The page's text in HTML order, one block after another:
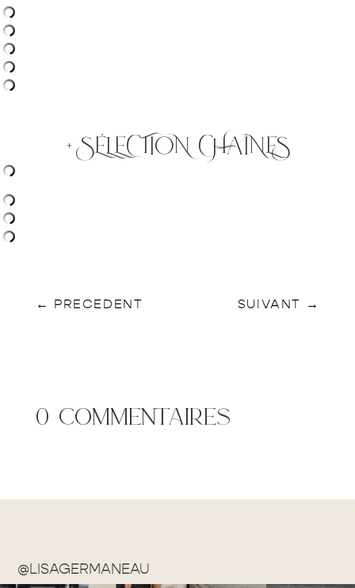
+ SÉLECTION CHAÎNES
← PRECEDENT SUIVANT →
0 commentaires
@LISAGERMANEAU